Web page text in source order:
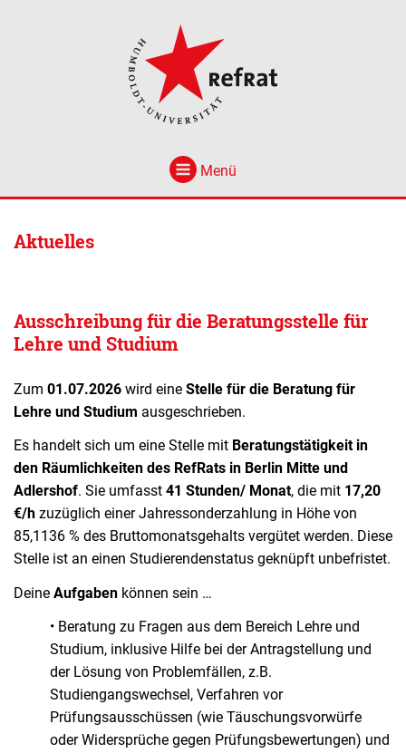
Menü
Aktuelles
Ausschreibung für die Beratungsstelle für
Lehre und Studium
Zum 01.07.2026 wird eine Stelle für die Beratung für
Lehre und Studium ausgeschrieben.
Es handelt sich um eine Stelle mit Beratungstätigkeit in
den Räumlichkeiten des RefRats in Berlin Mitte und
Adlershof. Sie umfasst 41 Stunden/ Monat, die mit 17,20
€/h zuzüglich einer Jahressonderzahlung in Höhe von
85,1136 % des Bruttomonatsgehalts vergütet werden. Diese
Stelle ist an einen Studierendenstatus geknüpft unbefristet.
Deine Aufgaben können sein …
• Beratung zu Fragen aus dem Bereich Lehre und
Studium, inklusive Hilfe bei der Antragstellung und
der Lösung von Problemfällen, z.B.
Studiengangswechsel, Verfahren vor
Prüfungsausschüssen (wie Täuschungsvorwürfe
oder Widersprüche gegen Prüfungsbewertungen) und